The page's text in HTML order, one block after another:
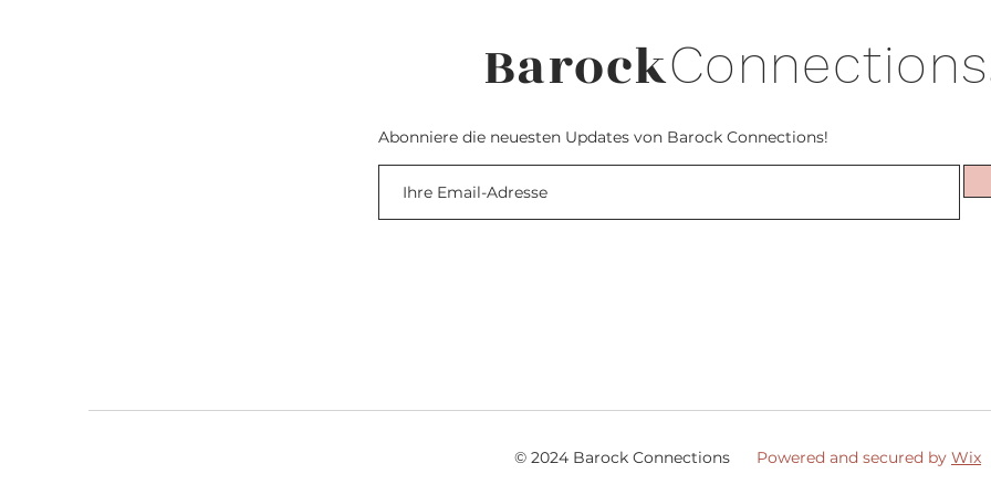
BarockConnections
Abonniere die neuesten Updates von Barock Connections!
© 2024 Barock Connections Powered and secured by Wix